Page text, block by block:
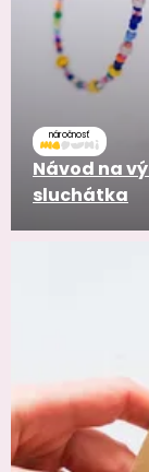
náročnosť
Návod na
sluchátka